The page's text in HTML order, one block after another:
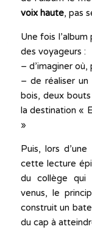
voix haute, pas
Une fois
des voyageurs :
– d’imaginer
– de réaliser
bois, deux
la destination «
»
Puis, lors
cette lecture
du collège qui
venus, le
construit un
du cap à